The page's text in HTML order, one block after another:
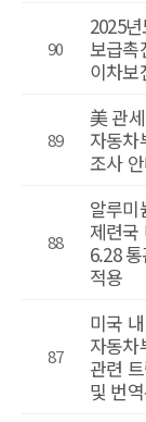
90
2025
보급촉
이차보
89
美 관
자동차
조사
88
알루
제련국
6.28
적용
87
미국
자동차
관련
및 번